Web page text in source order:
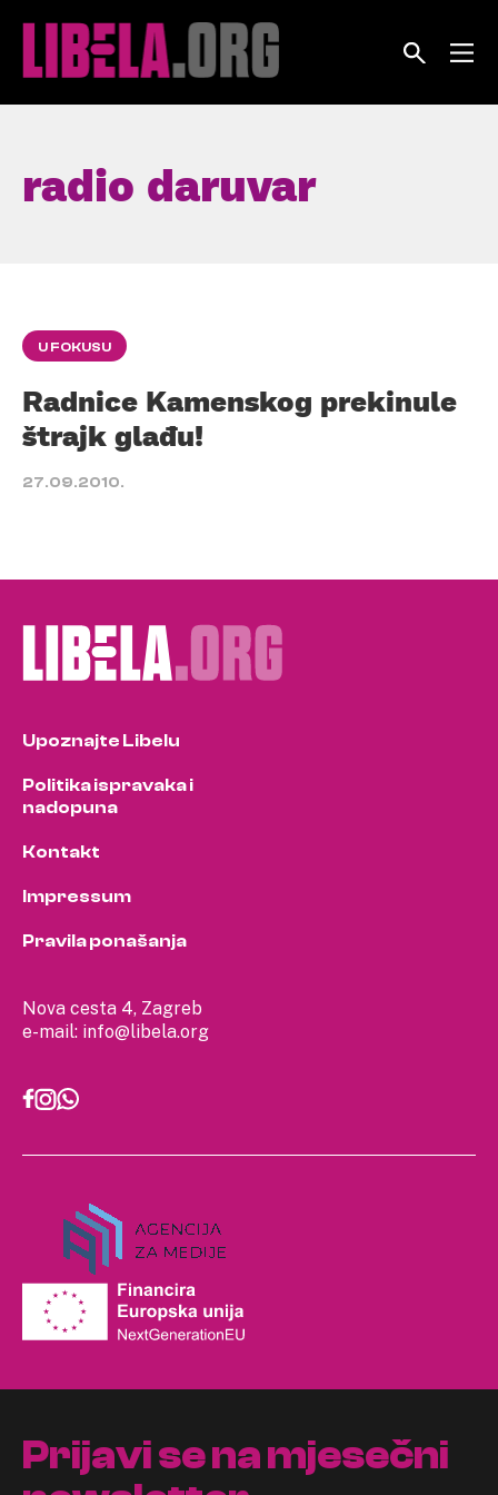
radio daruvar
U FOKUSU
Radnice Kamenskog prekinule
štrajk glađu!
27.09.2010.
Nova cesta 4, Zagreb
e-mail: info@libela.org
Upoznajte Libelu
Politika ispravaka i
nadopuna
Kontakt
Impressum
Pravila ponašanja
Prijavi se na mjesečni